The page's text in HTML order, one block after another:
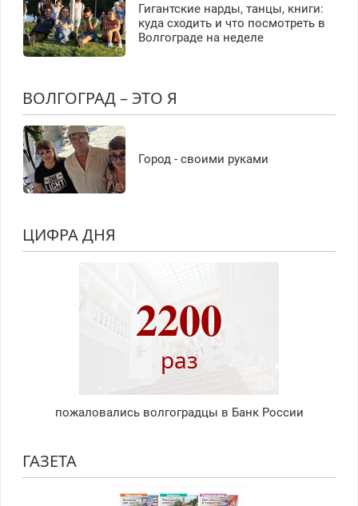
Гигантские нарды, танцы, книги:
куда сходить и что посмотреть в
Волгограде на неделе
ВОЛГОГРАД – ЭТО Я
Город - своими руками
ЦИФРА ДНЯ
2200
раз
пожаловались волгоградцы в Банк России
ГАЗЕТА